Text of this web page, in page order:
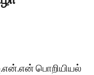
பொறியியல்